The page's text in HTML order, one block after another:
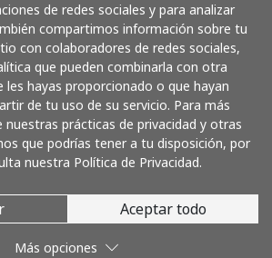
de redes sociales y para analizar
compartimos información sobre tu
con colaboradores de redes sociales,
que pueden combinarla con otra
les hayas proporcionado o que hayan
de tu uso de su servicio. Para más
prácticas de privacidad y otras
que podrías tener a tu disposición, por
nuestra Política de Privacidad.
Aceptar todo
Más opciones
Paga con
© 2026 LlamaColombia